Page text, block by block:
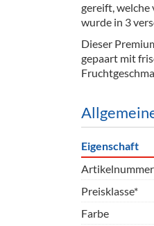
Gläser
gereift, welche
wurde in 3
Dieser
gepaart mit
Eigenschaft
Artikelnummer
Preisklasse*
Farbe